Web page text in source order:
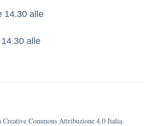
14.30 alle
alle
Creative Commons Attribuzione 4.0 Italia.